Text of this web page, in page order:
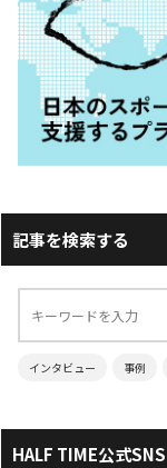
記事を検索する
インタビュー 事例
HALF TIME公式SNS